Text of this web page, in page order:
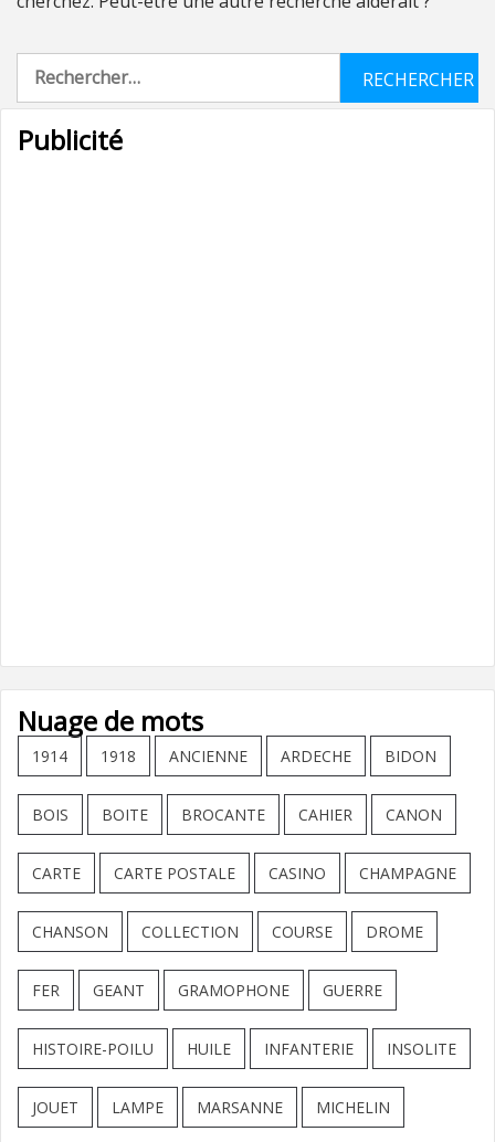
Rechercher :
Publicité
Nuage de mots
1914 1918 ANCIENNE ARDECHE BIDON
BOIS BOITE BROCANTE CAHIER CANON
CARTE CARTE POSTALE CASINO CHAMPAGNE
CHANSON COLLECTION COURSE DROME
FER GEANT GRAMOPHONE GUERRE
HISTOIRE-POILU HUILE INFANTERIE INSOLITE
JOUET LAMPE MARSANNE MICHELIN